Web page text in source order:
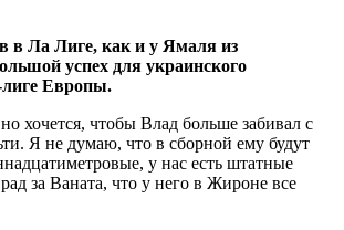
в Ла Лиге, как и у Ямаля из
успех для украинского
лиге Европы.
хочется, чтобы Влад больше забивал с
Я не думаю, что в сборной ему будут
у нас есть штатные
за Ваната, что у него в Жироне все